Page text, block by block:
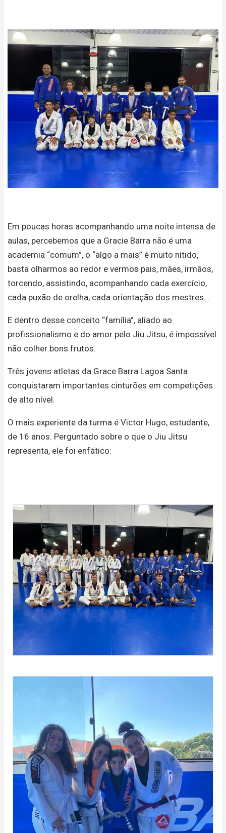
Em poucas horas acompanhando uma noite intensa de
aulas, percebemos que a Gracie Barra não é uma
academia “comum”, o “algo a mais” é muito nítido,
basta olharmos ao redor e vermos pais, mães, irmãos,
torcendo, assistindo, acompanhando cada exercício,
cada puxão de orelha, cada orientação dos mestres…
E dentro desse conceito “família”, aliado ao
profissionalismo e do amor pelo Jiu Jitsu, é impossível
não colher bons frutos.
Três jovens atletas da Grace Barra Lagoa Santa
conquistaram importantes cinturões em competições
de alto nível.
O mais experiente da turma é Victor Hugo, estudante,
de 16 anos. Perguntado sobre o que o Jiu Jitsu
representa, ele foi enfático: